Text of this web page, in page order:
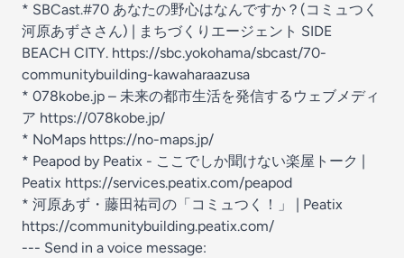
* SBCast.#70 あなたの野心はなんですか？(コミュつく
河原あずささん) | まちづくりエージェント SIDE
BEACH CITY. https://sbc.yokohama/sbcast/70-
communitybuilding-kawaharaazusa
* 078kobe.jp – 未来の都市生活を発信するウェブメディ
ア https://078kobe.jp/
* NoMaps https://no-maps.jp/
* Peapod by Peatix - ここでしか聞けない楽屋トーク |
Peatix https://services.peatix.com/peapod
* 河原あず・藤田祐司の「コミュつく！」 | Peatix
https://communitybuilding.peatix.com/
--- Send in a voice message: